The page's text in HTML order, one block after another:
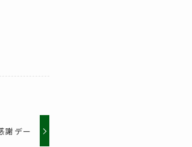
謝デー